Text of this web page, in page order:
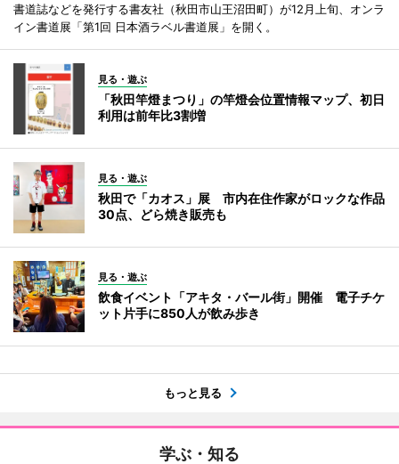
書道誌などを発行する書友社（秋田市山王沼田町）が12月上旬、オンラ
イン書道展「第1回 日本酒ラベル書道展」を開く。
見る・遊ぶ
「秋田竿燈まつり」の竿燈会位置情報マップ、初日
利用は前年比3割増
見る・遊ぶ
秋田で「カオス」展 市内在住作家がロックな作品
30点、どら焼き販売も
見る・遊ぶ
飲食イベント「アキタ・バール街」開催 電子チケ
ット片手に850人が飲み歩き
もっと見る
学ぶ・知る